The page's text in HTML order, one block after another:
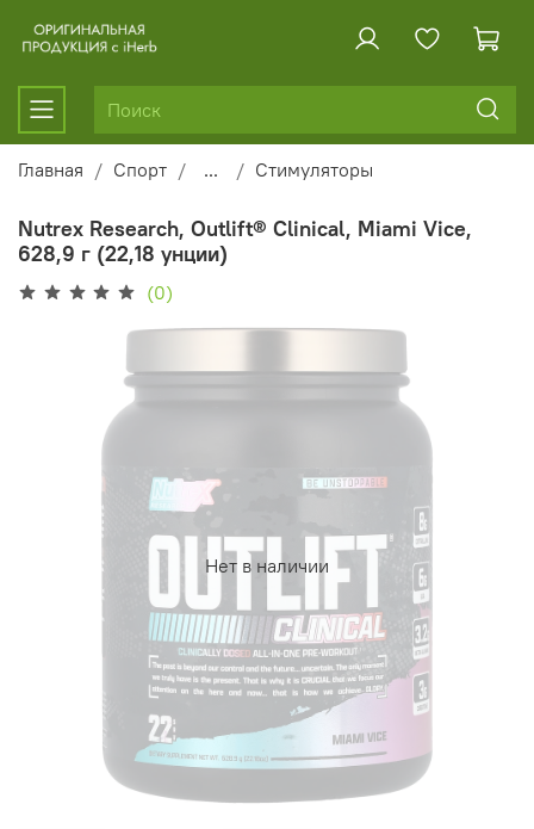
Главная Спорт ... Стимуляторы
Nutrex Research, Outlift® Clinical, Miami Vice,
628,9 г (22,18 унции)
(0)
Нет в наличии